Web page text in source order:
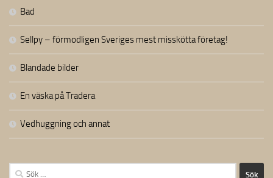
Bad
Sellpy – förmodligen Sveriges mest misskötta företag!
Blandade bilder
En väska på Tradera
Vedhuggning och annat
Sök